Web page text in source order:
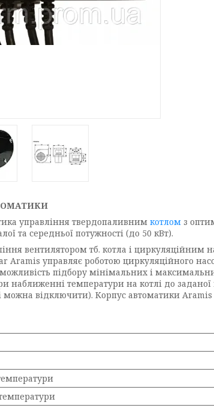
управління твердопаливним котлом з
та середньої потужності (до 50 кВт).
вентилятором тб. котла і циркуляційним
Aramis управляє роботою циркуляційного
підбору мінімальних і
наближенні температури на котлі до
можна відключити). Корпус автоматики